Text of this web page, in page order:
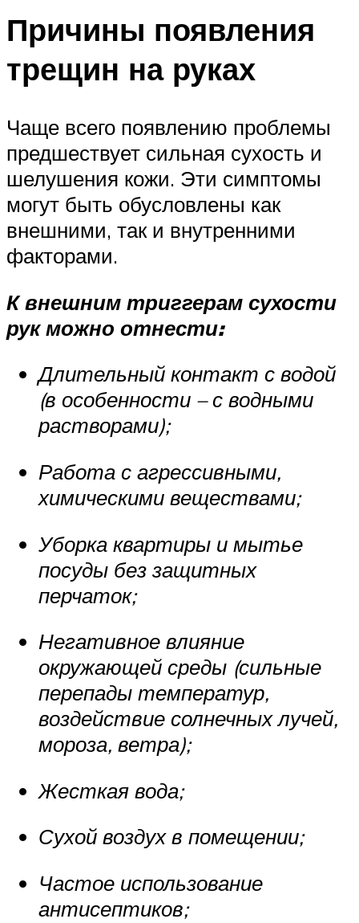
Причины появления
трещин на руках
Чаще всего появлению проблемы
предшествует сильная сухость и
шелушения кожи. Эти симптомы
могут быть обусловлены как
внешними, так и внутренними
факторами.
К внешним триггерам сухости
рук можно отнести:
Длительный контакт с водой
(в особенности – с водными
растворами);
Работа с агрессивными,
химическими веществами;
Уборка квартиры и мытье
посуды без защитных
перчаток;
Негативное влияние
окружающей среды (сильные
перепады температур,
воздействие солнечных лучей,
мороза, ветра);
Жесткая вода;
Сухой воздух в помещении;
Частое использование
антисептиков;